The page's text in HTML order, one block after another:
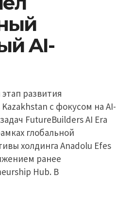
AI-
развития
с фокусом на AI-
FutureBuilders AI Era
глобальной
холдинга Anadolu Efes
ранее
Hub. В